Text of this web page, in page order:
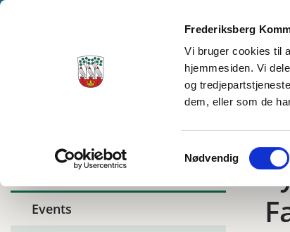
Frederiksberg
Vi bruger cookies til
hjemmesiden. Vi
og
dem, eller som de
Nødvendig
Oplev Frederiksberg
Relaterede artikler
Events